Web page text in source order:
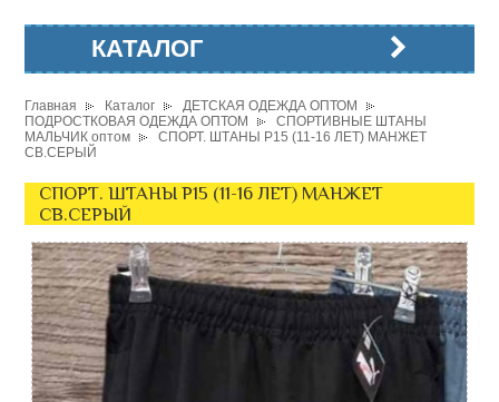
КАТАЛОГ
Главная Каталог
ДЕТСКАЯ ОДЕЖДА ОПТОМ
ПОДРОСТКОВАЯ ОДЕЖДА ОПТОМ
СПОРТИВНЫЕ ШТАНЫ
МАЛЬЧИК оптом
СПОРТ. ШТАНЫ P15 (11-16 ЛЕТ) МАНЖЕТ
СВ.СЕРЫЙ
СПОРТ. ШТАНЫ P15 (11-16 ЛЕТ) МАНЖЕТ
СВ.СЕРЫЙ